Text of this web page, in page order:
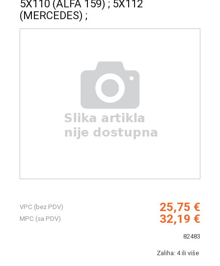
5X110 (ALFA 159) ; 5X112
(MERCEDES) ;
VPC (bez PDV) 25,75 €
MPC (sa PDV) 32,19 €
82483
Zaliha: 4 ili više